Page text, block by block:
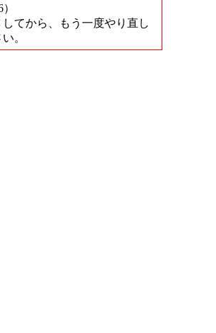
してから、もう一度やり直し
。